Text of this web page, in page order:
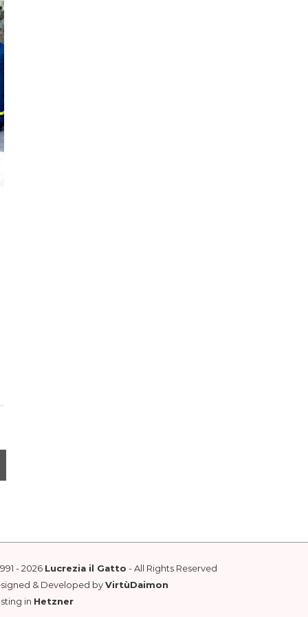
- 2026 Lucrezia il Gatto - All Rights Reserved
& Developed byVirtùDaimon
in Hetzner